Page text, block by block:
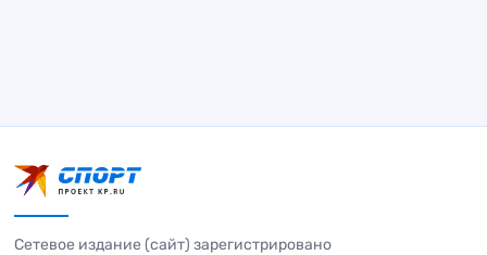
Сетевое издание (сайт) зарегистрировано